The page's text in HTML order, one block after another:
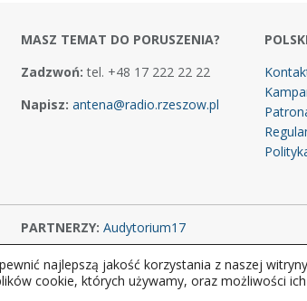
MASZ TEMAT DO PORUSZENIA?
Zadzwoń: tel. +48 17 222 22 22
Napisz: antena@radio.rzeszow.pl
PARTNERZY: Audytorium17
S.A. w likwidacj. Wszelkie prawa zastrzeżone.
najlepszą jakość korzystania z naszej
cookie, których używamy, oraz możliwości